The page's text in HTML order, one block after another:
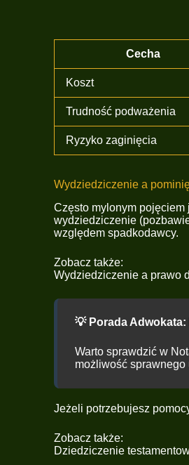
Cecha
Koszt
Trudność podważenia
Ryzyko zaginięcia
Wydziedziczenie a
Często mylonym
wydziedziczenie
względem spadkodawcy.
Zobacz także:
Wydziedziczenie a prawo
💡 Porada Adwokata:
Warto sprawdzić w
możliwość
Jeżeli potrzebujesz
Zobacz także:
Dziedziczenie